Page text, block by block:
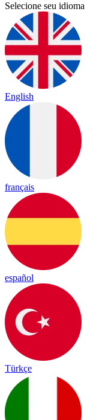
Selecione seu idioma
English
français
español
Türkçe